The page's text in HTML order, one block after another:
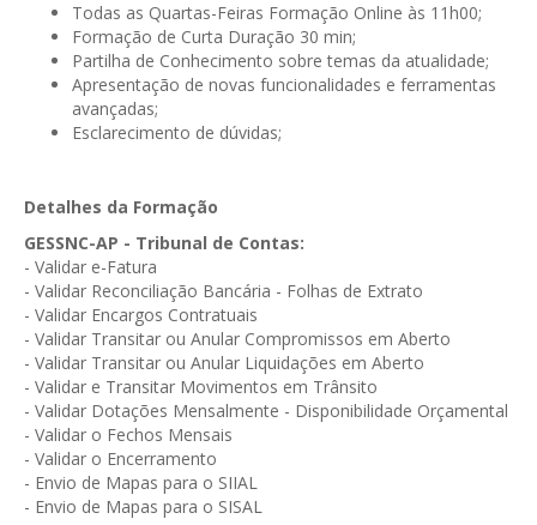
GESFaturação
GESFeira
GESMarcação
GESSNC-AP
GESSNC-AP Reg. Completo
GESPopulação
GESProcesso
GESRecrutamento
Todas as Quartas-Feiras Formação Online às 11h00;
Formação de Curta Duração 30 min;
Partilha de Conhecimento sobre temas da atualidade;
Apresentação de novas funcionalidades e ferramentas
avançadas;
Esclarecimento de dúvidas;
Detalhes da Formação
GESSNC-AP - Tribunal de Contas:
- Validar e-Fatura
- Validar Reconciliação Bancária - Folhas de Extrato
- Validar Encargos Contratuais
- Validar Transitar ou Anular Compromissos em Aberto
- Validar Transitar ou Anular Liquidações em Aberto
- Validar e Transitar Movimentos em Trânsito
- Validar Dotações Mensalmente - Disponibilidade Orçamental
- Validar o Fechos Mensais
- Validar o Encerramento
- Envio de Mapas para o SIIAL
- Envio de Mapas para o SISAL